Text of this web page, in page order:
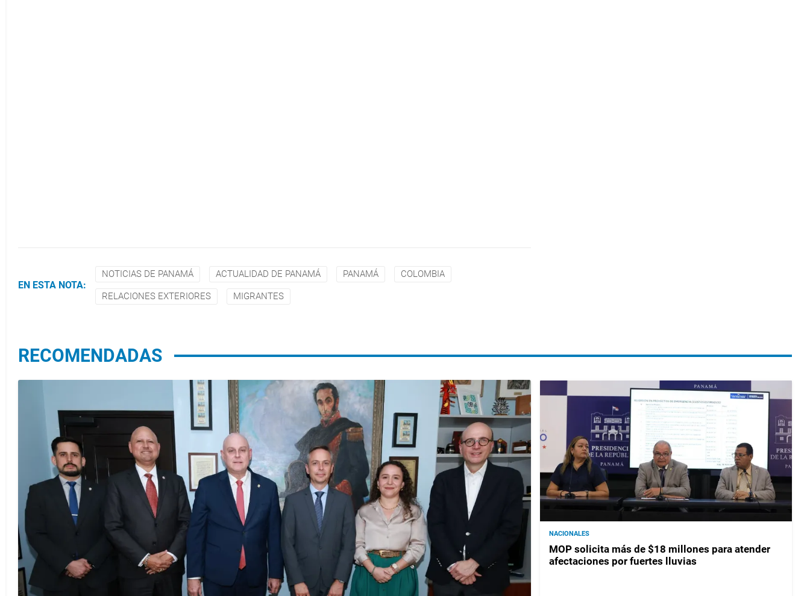
EN ESTA NOTA:
NOTICIAS DE PANAMÁ ACTUALIDAD DE PANAMÁ PANAMÁ COLOMBIA
RELACIONES EXTERIORES MIGRANTES
RECOMENDADAS
NACIONALES
MOP solicita más de $18 millones para atender
afectaciones por fuertes lluvias